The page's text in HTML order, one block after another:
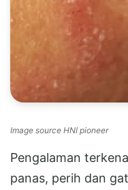
Image source HNI pioneer
Pengalaman
panas, perih dan